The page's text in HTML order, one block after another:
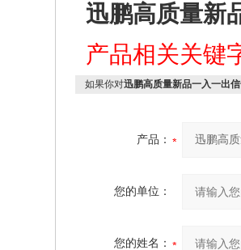
迅鹏高质量新
产品相关关键
如果你对迅鹏高质量新品一入一出
产品：
您的单位：
您的姓名：